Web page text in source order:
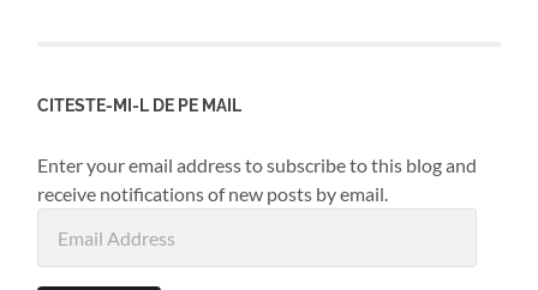
CITESTE-MI-L DE PE MAIL
Enter your email address to subscribe to this blog and
receive notifications of new posts by email.
Address